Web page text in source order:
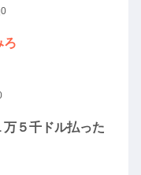
ろ
５千ドル払った